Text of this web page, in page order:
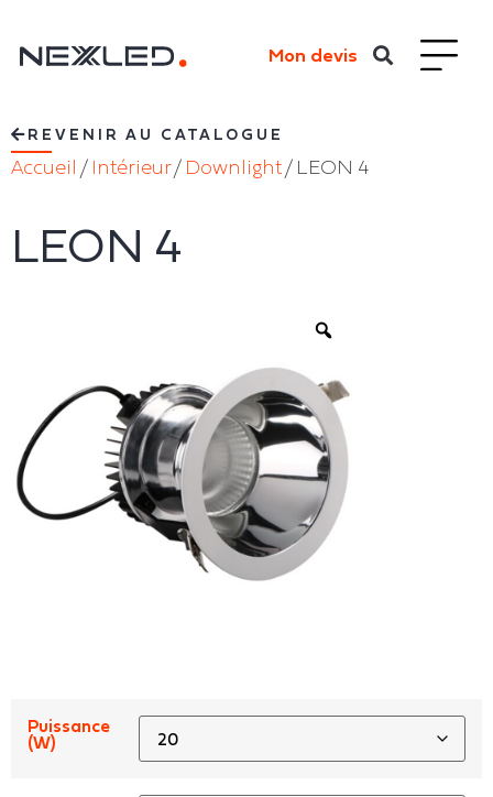
Mon devis
REVENIR AU CATALOGUE
Accueil / Intérieur/ Downlight / LEON 4
LEON 4
Puissance
(W)